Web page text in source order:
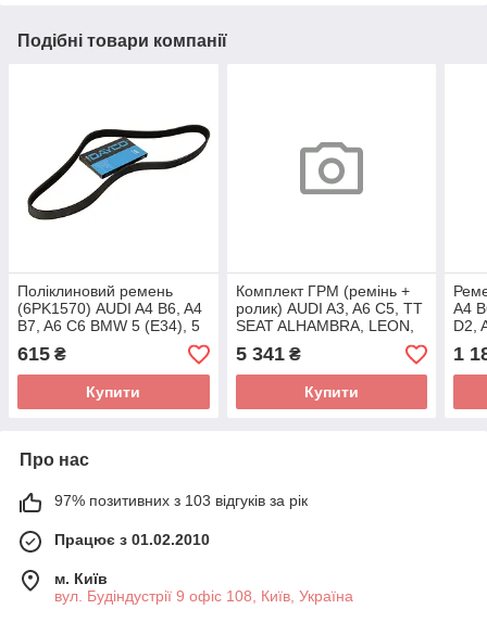
Подібні товари компанії
Поліклиновий ремень
(6PK1570) AUDI A4 B6, A4
B7, A6 C6 BMW 5 (E34), 5
(E60), 5 (E61), 6 (E63), 6
(E64), 7
615 ₴
Купити
Комплект ГРМ (ремінь +
ролик) AUDI A3, A6 C5, TT
SEAT ALHAMBRA, LEON,
TOLEDO II SKODA
OCTAVIA I VW BORA,
BORA
5 341₴
Купити
A4
D2,
1
Про нас
97% позитивних з 103 відгуків за рік
Працює з 01.02.2010
м. Київ
вул. Будіндустрії 9 офіс 108, Київ, Україна